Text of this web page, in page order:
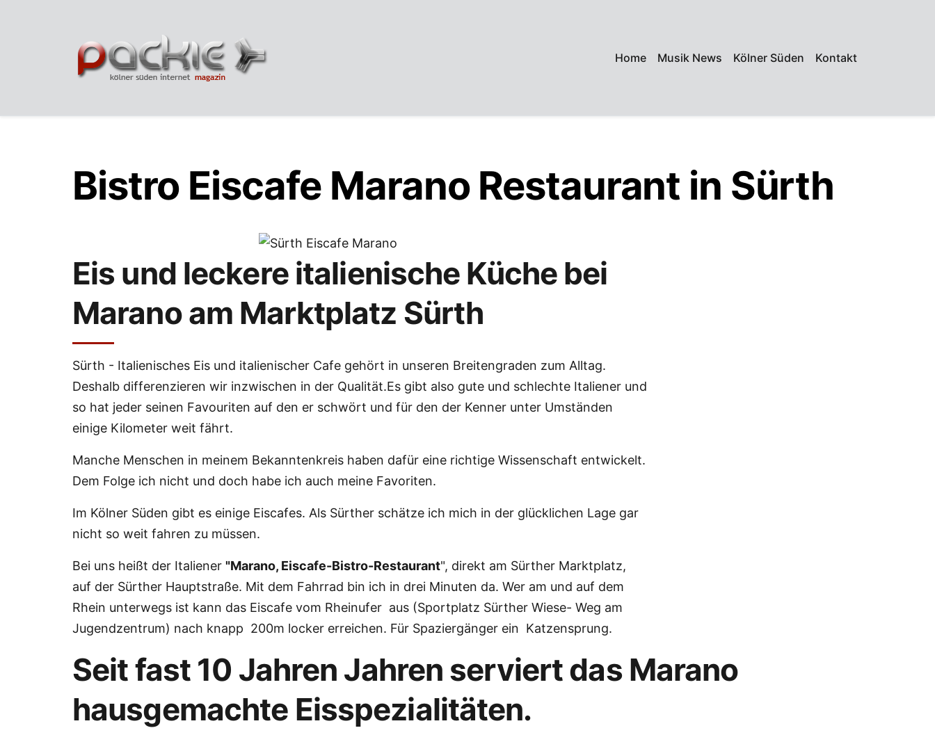
Home Musik News Kölner Süden Kontakt
Bistro Eiscafe Marano Restaurant in Sürth
Eis und leckere italienische Küche bei
Marano am Marktplatz Sürth
Sürth - Italienisches Eis und italienischer Cafe gehört in unseren Breitengraden zum Alltag.
Deshalb differenzieren wir inzwischen in der Qualität.Es gibt also gute und schlechte Italiener und
so hat jeder seinen Favouriten auf den er schwört und für den der Kenner unter Umständen
einige Kilometer weit fährt.
Manche Menschen in meinem Bekanntenkreis haben dafür eine richtige Wissenschaft entwickelt.
Dem Folge ich nicht und doch habe ich auch meine Favoriten.
Im Kölner Süden gibt es einige Eiscafes. Als Sürther schätze ich mich in der glücklichen Lage gar
nicht so weit fahren zu müssen.
Bei uns heißt der Italiener "Marano, Eiscafe-Bistro-Restaurant", direkt am Sürther Marktplatz,
auf der Sürther Hauptstraße. Mit dem Fahrrad bin ich in drei Minuten da. Wer am und auf dem
Rhein unterwegs ist kann das Eiscafe vom Rheinufer aus (Sportplatz Sürther Wiese- Weg am
Jugendzentrum) nach knapp 200m locker erreichen. Für Spaziergänger ein Katzensprung.
Seit fast 10 Jahren Jahren serviert das Marano
hausgemachte Eisspezialitäten.